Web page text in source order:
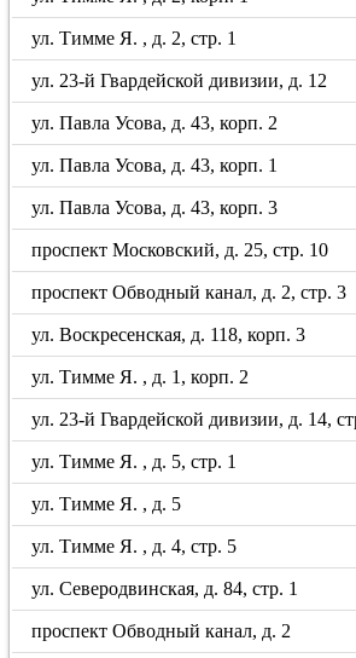
ул. Тимме Я. , д. 2, стр. 1
ул. 23-й Гвардейской дивизии, д. 12
ул. Павла Усова, д. 43, корп. 2
ул. Павла Усова, д. 43, корп. 1
ул. Павла Усова, д. 43, корп. 3
проспект Московский, д. 25, стр. 10
проспект Обводный канал, д. 2, стр. 3
ул. Воскресенская, д. 118, корп. 3
ул. Тимме Я. , д. 1, корп. 2
ул. 23-й Гвардейской дивизии, д. 14,
ул. Тимме Я. , д. 5, стр. 1
ул. Тимме Я. , д. 5
ул. Тимме Я. , д. 4, стр. 5
ул. Северодвинская, д. 84, стр. 1
проспект Обводный канал, д. 2